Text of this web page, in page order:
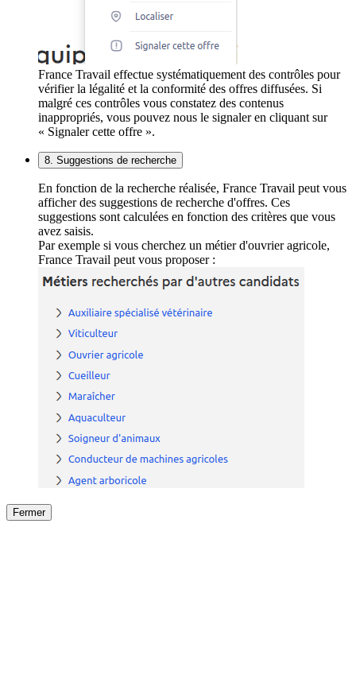
France Travail effectue systématiquement des contrôles pour
vérifier la légalité et la conformité des offres diffusées. Si
malgré ces contrôles vous constatez des contenus
inappropriés, vous pouvez nous le signaler en cliquant sur
« Signaler cette offre ».
8. Suggestions de recherche
En fonction de la recherche réalisée, France Travail peut vous
afficher des suggestions de recherche d'offres. Ces
suggestions sont calculées en fonction des critères que vous
avez saisis.
Par exemple si vous cherchez un métier d'ouvrier agricole,
France Travail peut vous proposer :
Fermer